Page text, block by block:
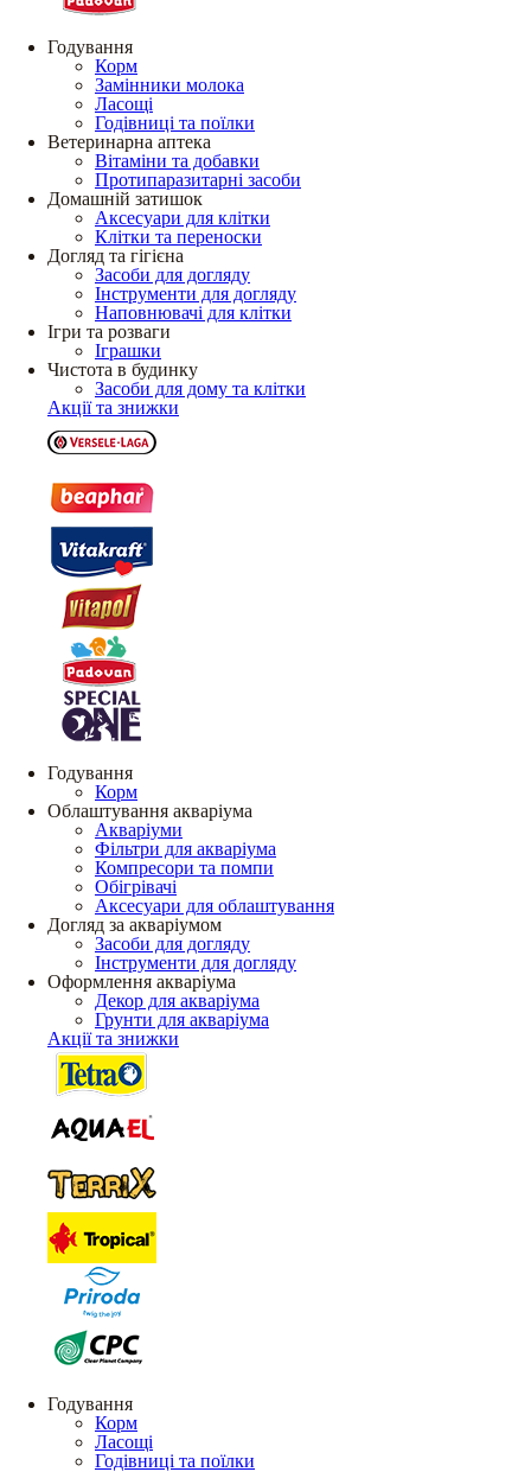
Годування
Корм
Замінники молока
Ласощі
Годівниці та поїлки
Ветеринарна аптека
Вітаміни та добавки
Протипаразитарні засоби
Домашній затишок
Аксесуари для клітки
Клітки та переноски
Догляд та гігієна
Засоби для догляду
Інструменти для догляду
Наповнювачі для клітки
Ігри та розваги
Іграшки
Чистота в будинку
Засоби для дому та клітки
Акції та знижки
Годування
Корм
Облаштування акваріума
Акваріуми
Фільтри для акваріума
Компресори та помпи
Обігрівачі
Аксесуари для облаштування
Догляд за акваріумом
Засоби для догляду
Інструменти для догляду
Оформлення акваріума
Декор для акваріума
Грунти для акваріума
Акції та знижки
Годування
Корм
Ласощі
Годівниці та поїлки